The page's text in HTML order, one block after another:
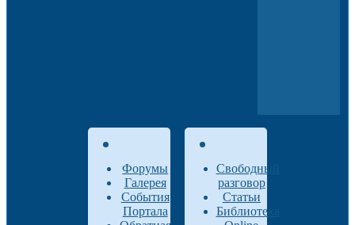
Форумы
Галерея
События
Портала
Свободный
разговор
Статьи
Библиотека